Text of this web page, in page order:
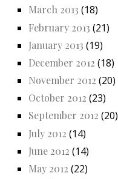
March 2013 (18)
February 2013 (21)
January 2013 (19)
December 2012 (18)
November 2012 (20)
October 2012 (23)
September 2012 (20)
July 2012 (14)
June 2012 (14)
May 2012 (22)